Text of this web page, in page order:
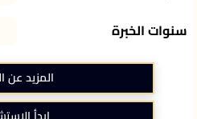
سنوات الخبرة
المزيد عن
ابدأ